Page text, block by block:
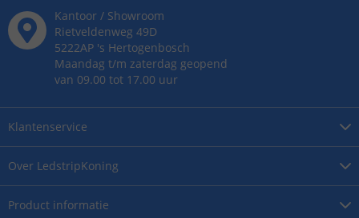
Over LedstripKoning
Product informatie
Klantenservice
Kantoor / Showroom
Rietveldenweg 49D
5222AP 's Hertogenbosch
Maandag t/m zaterdag geopend
van 09.00 tot 17.00 uur